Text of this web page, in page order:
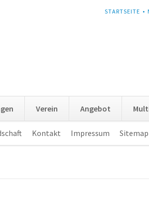
NAVIGATION
STARTSEITE
Verein Angebot
Kontakt Impressum Sitemap